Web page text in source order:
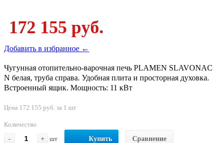
172 155 руб.
Добавить в избранное ←
Чугунная отопительно-варочная печь PLAMEN SLAVONAC
N белая, труба справа. Удобная плита и просторная духовка.
Встроенный ящик. Мощность: 11 кВт
Цена 172 155 руб. за 1 шт
Количество
-
+ шт Купить Сравнение